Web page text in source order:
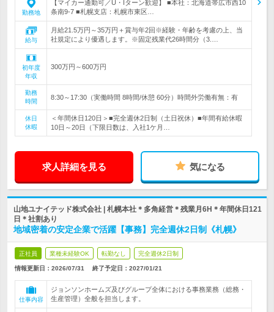
勤務地
【マイカー通勤可／U・Iターン歓迎】 ■本社：北海道帯広市西10
条南9-7 ■札幌支店：札幌市東区…
給与
月給21.5万円～35万円＋賞与年2回※経験・年齢を考慮の上、当
社規定により優遇します。※固定残業代26時間分（3.…
初年度
年収
300万円～600万円
勤務
時間
8:30～17:30（実働時間 8時間/休憩 60分）時間外労働有無：有
休日
休暇
＜年間休日120日＞■完全週休2日制（土日祝休）■年間有給休暇
10日～20日（下限日数は、入社1ケ月…
求人詳細を見る 気になる
山地ユナイテッド株式会社 | 札幌本社＊多角経営＊残業月6H＊年間休日121
日＊社割あり
地域密着の安定企業で活躍【事務】完全週休2日制《札幌》
正社員 業種未経験OK 転勤なし 完全週休2日制
情報更新日：2026/07/31 終了予定日： 2027/01/21
仕事内容
ジョンソンホームズ及びグループ全体における事務業務（総務・
生産管理）全般を担当します。